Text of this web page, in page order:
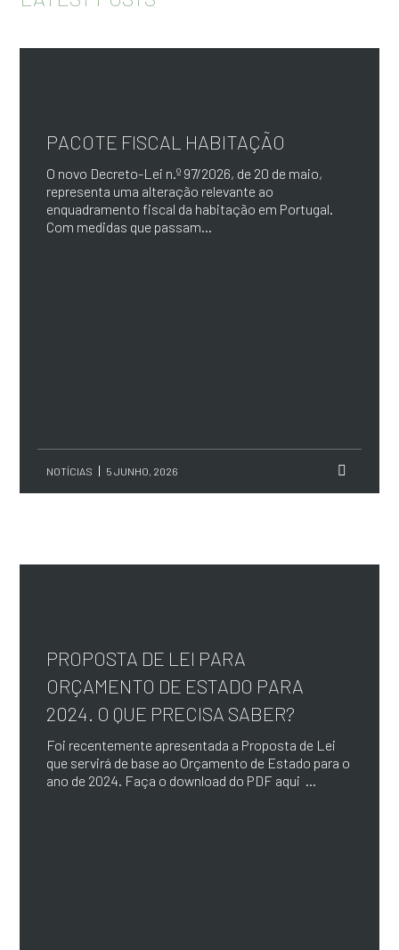
PACOTE FISCAL HABITAÇÃO
O novo Decreto-Lei n.º 97/2026, de 20 de maio,
representa uma alteração relevante ao
enquadramento fiscal da habitação em Portugal.
Com medidas que passam...
NOTÍCIAS 5 JUNHO, 2026
PROPOSTA DE LEI PARA
ORÇAMENTO DE ESTADO PARA
2024. O QUE PRECISA SABER?
Foi recentemente apresentada a Proposta de Lei
que servirá de base ao Orçamento de Estado para o
ano de 2024. Faça o download do PDF aqui ...